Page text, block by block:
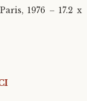
1976 – 17.2 x